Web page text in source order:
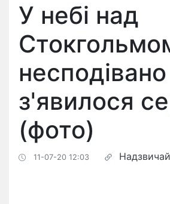
У небі над
несподівано
з'явилося
(фото)
11-07-20 12:03